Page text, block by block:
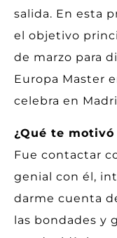
salida. En esta
el objetivo
de marzo para
Europa Master
celebra en
¿Qué te
Fue contactar
genial con él,
darme cuenta
las bondades y